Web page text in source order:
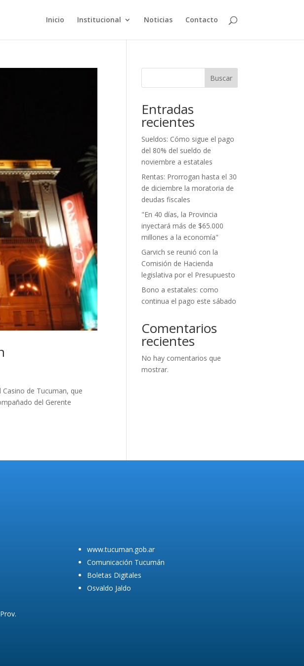
Inicio Institucional Noticias Contacto
de Tucuman, que
del Gerente
Buscar
Entradas
recientes
Sueldos: Cómo sigue el pago
del 80% del sueldo de
noviembre a estatales
Rentas: Prorrogan hasta el 30
de diciembre la moratoria de
deudas fiscales
"En 40 días, la Provincia
inyectará más de $65.000
millones a la economía"
Garvich se reunió con la
Comisión de Hacienda
legislativa por el Presupuesto
Bono a estatales: como
continua el pago este sábado
Comentarios
recientes
No hay comentarios que
mostrar.
www.tucuman.gob.ar
Comunicación Tucumán
Boletas Digitales
Osvaldo Jaldo